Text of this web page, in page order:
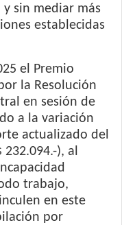
sin mediar más
establecidas
el Premio
la Resolución
en sesión de
a la variación
actualizado del
), al
trabajo,
en este
por